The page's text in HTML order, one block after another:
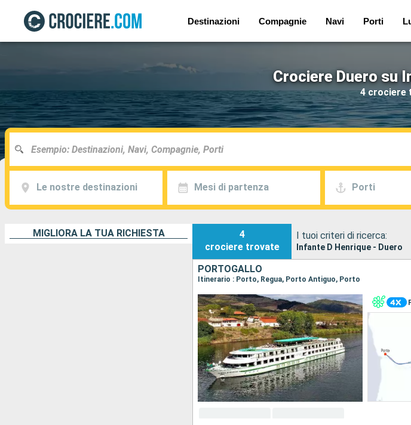
Destinazioni Compagnie Navi Porti
Crociere Duero su
4 crociere
Le nostre destinazioni Mesi di partenza Porti
MIGLIORA LA TUA RICHIESTA
4
crociere trovate
I tuoi criteri di ricerca:
Infante D Henrique - Duero
PORTOGALLO
Itinerario : Porto, Regua, Porto Antiguo, Porto